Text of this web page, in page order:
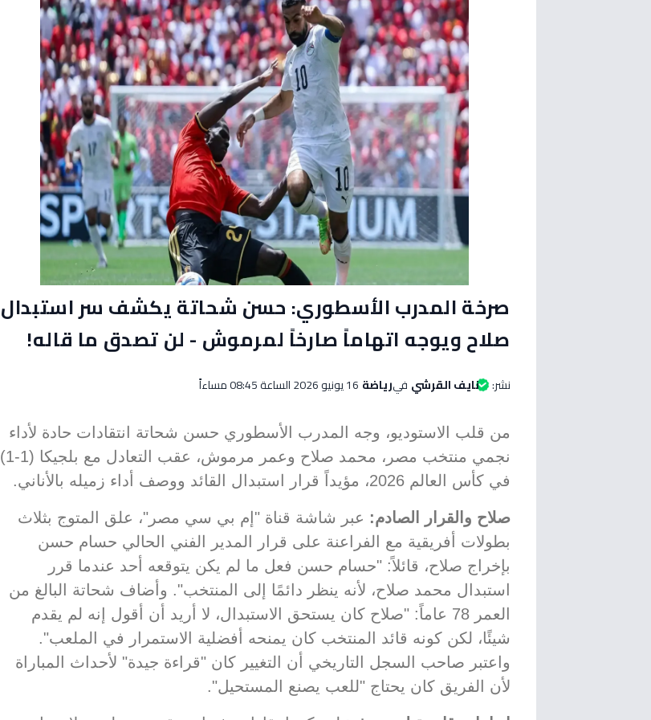
صرخة المدرب الأسطوري: حسن شحاتة يكشف سر استبدال
صلاح ويوجه اتهاماً صارخاً لمرموش - لن تصدق ما قاله!
نشر: نايف القرشي فيرياضة 16 يونيو 2026 الساعة 08:45 مساءاً
من قلب الاستوديو، وجه المدرب الأسطوري حسن شحاتة انتقادات حادة لأداء
نجمي منتخب مصر، محمد صلاح وعمر مرموش، عقب التعادل مع بلجيكا (1-1)
في كأس العالم 2026، مؤيداً قرار استبدال القائد ووصف أداء زميله بالأناني.
صلاح والقرار الصادم: عبر شاشة قناة "إم بي سي مصر"، علق المتوج بثلاث
بطولات أفريقية مع الفراعنة على قرار المدير الفني الحالي حسام حسن
بإخراج صلاح، قائلاً: "حسام حسن فعل ما لم يكن يتوقعه أحد عندما قرر
استبدال محمد صلاح، لأنه ينظر دائمًا إلى المنتخب". وأضاف شحاتة البالغ من
العمر 78 عاماً: "صلاح كان يستحق الاستبدال، لا أريد أن أقول إنه لم يقدم
شيئًا، لكن كونه قائد المنتخب كان يمنحه أفضلية الاستمرار في الملعب".
واعتبر صاحب السجل التاريخي أن التغيير كان "قراءة جيدة" لأحداث المباراة
لأن الفريق كان يحتاج "للعب يصنع المستحيل".